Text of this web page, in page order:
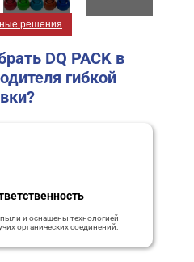
решения
DQ PACK в
гибкой
и оснащены технологией
органических соединений.